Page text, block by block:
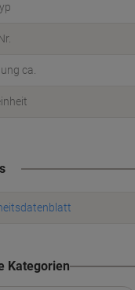
ca.
Kategorien